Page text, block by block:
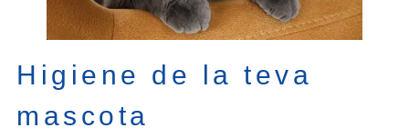
Higiene de la teva
mascota